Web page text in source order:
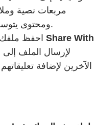
مربعات نصية
ومحتوى يتوسطه خط، وتمييز النص، والمزيد.
Share With
الآخرين لإضافة